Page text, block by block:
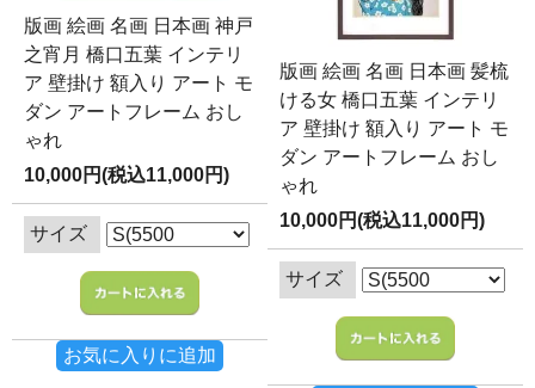
版画 絵画 名画 日本画 神戸
之宵月 橋口五葉 インテリ
ア 壁掛け 額入り アート モ
ダン アートフレーム おし
ゃれ
10,000円(税込11,000円)
サイズ
お気に入りに追加
版画 絵画 名画 日本画 髪梳
ける女 橋口五葉 インテリ
ア 壁掛け 額入り アート モ
ダン アートフレーム おし
ゃれ
10,000円(税込11,000円)
サイズ